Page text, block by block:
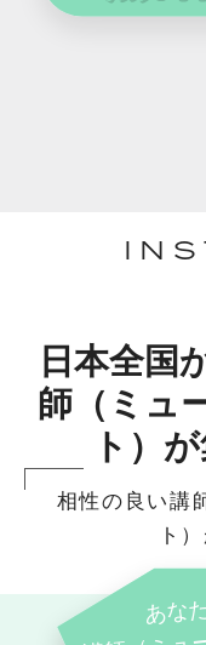
日本全国
師（ミュ
ト）
相性の良い講
ト